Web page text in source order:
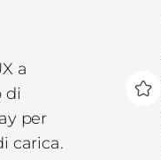
a
di
per
carica.